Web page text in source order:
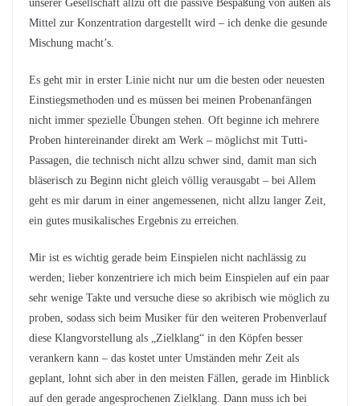
unserer Gesellschaft allzu oft die passive Bespaßung von außen als
Mittel zur Konzentration dargestellt wird – ich denke die gesunde
Mischung macht’s.
Es geht mir in erster Linie nicht nur um die besten oder neuesten
Einstiegsmethoden und es müssen bei meinen Probenanfängen
nicht immer spezielle Übungen stehen. Oft beginne ich mehrere
Proben hintereinander direkt am Werk – möglichst mit Tutti-
Passagen, die technisch nicht allzu schwer sind, damit man sich
bläserisch zu Beginn nicht gleich völlig verausgabt – bei Allem
geht es mir darum in einer angemessenen, nicht allzu langer Zeit,
ein gutes musikalisches Ergebnis zu erreichen.
Mir ist es wichtig gerade beim Einspielen nicht nachlässig zu
werden; lieber konzentriere ich mich beim Einspielen auf ein paar
sehr wenige Takte und versuche diese so akribisch wie möglich zu
proben, sodass sich beim Musiker für den weiteren Probenverlauf
diese Klangvorstellung als „Zielklang“ in den Köpfen besser
verankern kann – das kostet unter Umständen mehr Zeit als
geplant, lohnt sich aber in den meisten Fällen, gerade im Hinblick
auf den gerade angesprochenen Zielklang. Dann muss ich bei